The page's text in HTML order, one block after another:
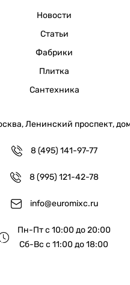
Новости
Статьи
Фабрики
Плитка
Сантехника
Ленинский проспект,
8 (495) 141-97-77
8 (995) 121-42-78
info@euromixc.ru
Пн-Пт с 10:00 до 20:00
Сб-Вс с 11:00 до 18:00